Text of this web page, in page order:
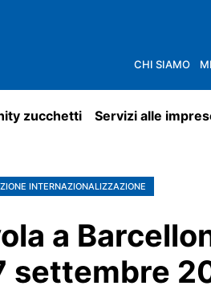
CHI SIAMO
zucchetti Servizi alle
INTERNAZIONALIZZAZIONE
a
settembre